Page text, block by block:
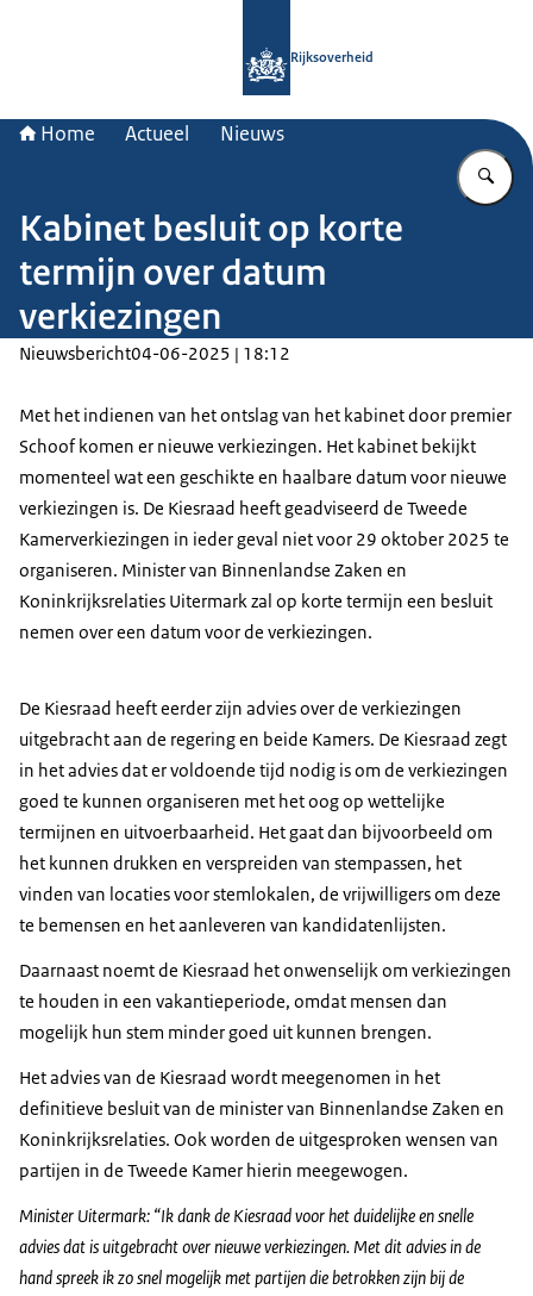
Rijksoverheid
Home Actueel Nieuws
Kabinet besluit op korte
termijn over datum
verkiezingen
Nieuwsbericht04-06-2025 | 18:12
Met het indienen van het ontslag van het kabinet door premier
Schoof komen er nieuwe verkiezingen. Het kabinet bekijkt
momenteel wat een geschikte en haalbare datum voor nieuwe
verkiezingen is. De Kiesraad heeft geadviseerd de Tweede
Kamerverkiezingen in ieder geval niet voor 29 oktober 2025 te
organiseren. Minister van Binnenlandse Zaken en
Koninkrijksrelaties Uitermark zal op korte termijn een besluit
nemen over een datum voor de verkiezingen.
De Kiesraad heeft eerder zijn advies over de verkiezingen
uitgebracht aan de regering en beide Kamers. De Kiesraad zegt
in het advies dat er voldoende tijd nodig is om de verkiezingen
goed te kunnen organiseren met het oog op wettelijke
termijnen en uitvoerbaarheid. Het gaat dan bijvoorbeeld om
het kunnen drukken en verspreiden van stempassen, het
vinden van locaties voor stemlokalen, de vrijwilligers om deze
te bemensen en het aanleveren van kandidatenlijsten.
Daarnaast noemt de Kiesraad het onwenselijk om verkiezingen
te houden in een vakantieperiode, omdat mensen dan
mogelijk hun stem minder goed uit kunnen brengen.
Het advies van de Kiesraad wordt meegenomen in het
definitieve besluit van de minister van Binnenlandse Zaken en
Koninkrijksrelaties. Ook worden de uitgesproken wensen van
partijen in de Tweede Kamer hierin meegewogen.
Minister Uitermark: “Ik dank de Kiesraad voor het duidelijke en snelle
advies dat is uitgebracht over nieuwe verkiezingen. Met dit advies in de
hand spreek ik zo snel mogelijk met partijen die betrokken zijn bij de